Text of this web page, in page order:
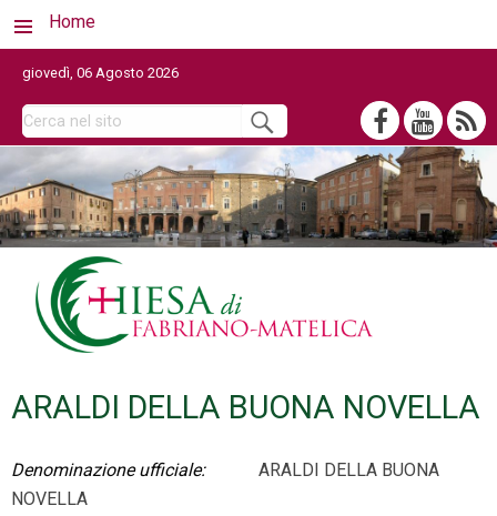
Home
giovedì, 06 Agosto 2026
ARALDI DELLA BUONA NOVELLA
Denominazione ufficiale:
ARALDI DELLA BUONA
NOVELLA